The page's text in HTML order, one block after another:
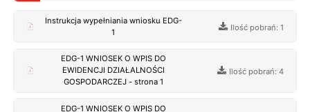
Instrukcja wypełniania wniosku EDG-
1
Ilość pobrań: 1
EDG-1 WNIOSEK O WPIS DO
EWIDENCJI DZIAŁALNOŚCI
GOSPODARCZEJ - strona 1
Ilość pobrań: 4
EDG-1 WNIOSEK O WPIS DO